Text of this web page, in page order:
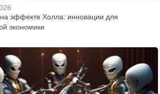
на эффекте Холла: инновации для
экономики